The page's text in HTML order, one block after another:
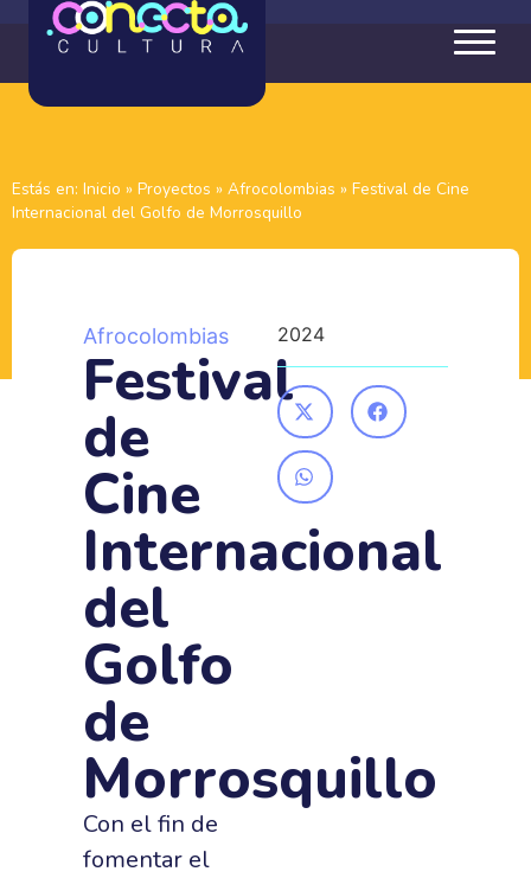
Estás en: Inicio » Proyectos » Afrocolombias » Festival de Cine
Internacional del Golfo de Morrosquillo
Afrocolombias
Festival
de
Cine
Internacional
del
Golfo
de
Morrosquillo
Con el fin de
fomentar el
2024